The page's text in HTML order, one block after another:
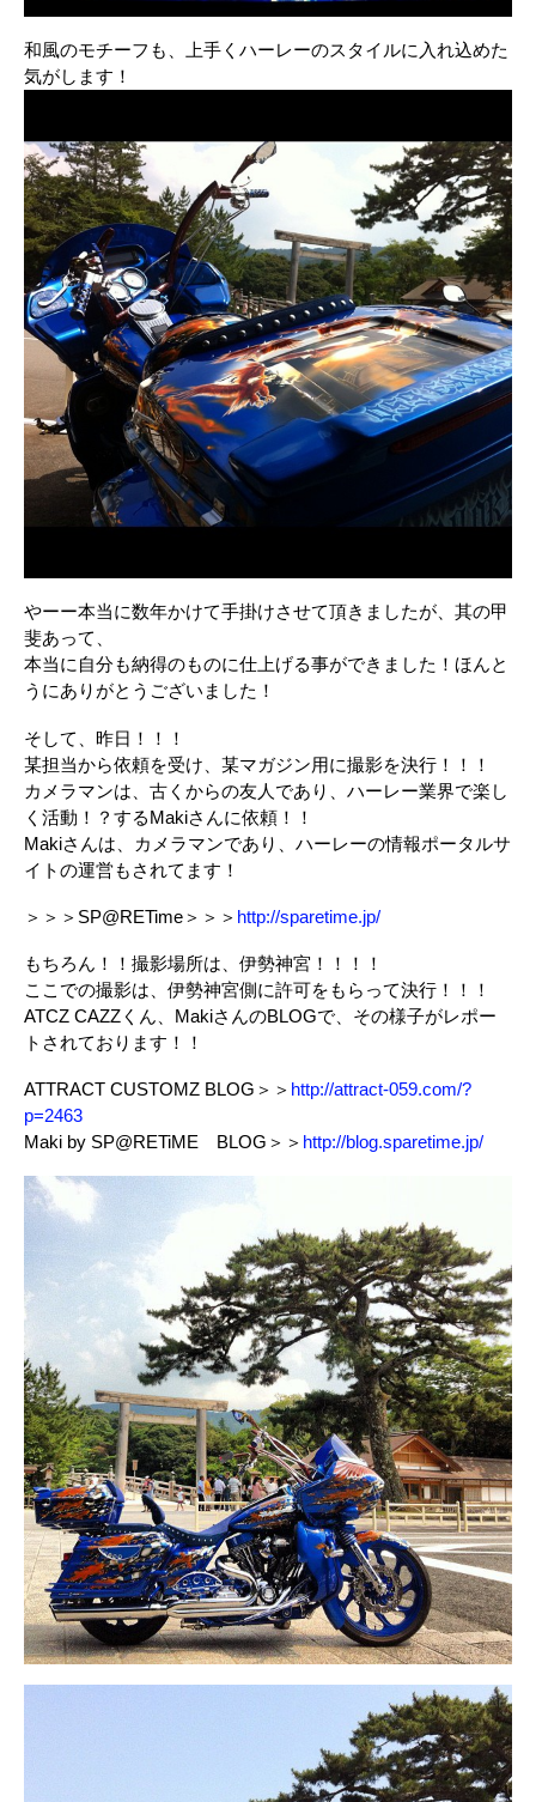
和風のモチーフも、上手くハーレーのスタイルに入れ込めた
気がします！
やーー本当に数年かけて手掛けさせて頂きましたが、其の甲
斐あって、
本当に自分も納得のものに仕上げる事ができました！ほんと
うにありがとうございました！
そして、昨日！！！
某担当から依頼を受け、某マガジン用に撮影を決行！！！
カメラマンは、古くからの友人であり、ハーレー業界で楽し
く活動！？するMakiさんに依頼！！
Makiさんは、カメラマンであり、ハーレーの情報ポータルサ
イトの運営もされてます！
＞＞＞SP@RETime＞＞＞ http://sparetime.jp/
もちろん！！撮影場所は、伊勢神宮！！！！
ここでの撮影は、伊勢神宮側に許可をもらって決行！！！
ATCZ CAZZくん、MakiさんのBLOGで、その様子がレポー
トされております！！
ATTRACT CUSTOMZ BLOG＞＞ http://attract-059.com/?
p=2463
Maki by SP@RETiME BLOG＞＞ http://blog.sparetime.jp/